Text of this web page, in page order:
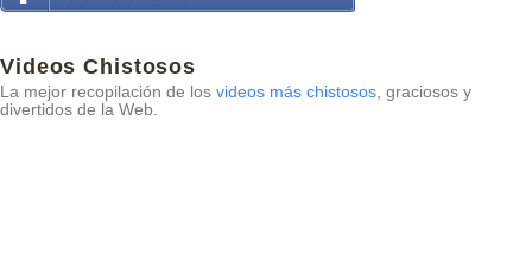
Videos Chistosos
La mejor recopilación de los videos más chistosos, graciosos y
divertidos de la Web.